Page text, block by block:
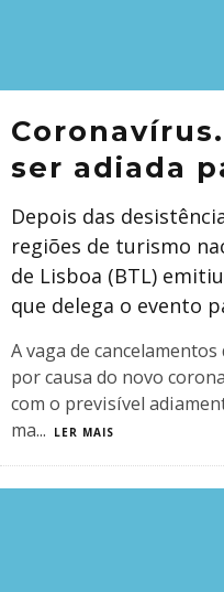
ser adiada
Depois das
regiões de turismo
de Lisboa (BTL)
que delega o evento
A vaga de
por causa do novo
com o previsível
ma... LER MAIS